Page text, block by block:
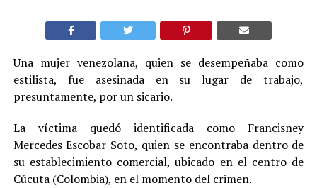
Una mujer venezolana, quien se desempeñaba como
estilista, fue asesinada en su lugar de trabajo,
presuntamente, por un sicario.
La víctima quedó identificada como Francisney
Mercedes Escobar Soto, quien se encontraba dentro de
su establecimiento comercial, ubicado en el centro de
Cúcuta (Colombia), en el momento del crimen.